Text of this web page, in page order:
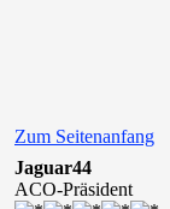
Zum Seitenanfang
Jaguar44
ACO-Präsident